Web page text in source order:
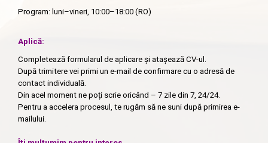
Program: luni–vineri, 10:00–18:00 (RO)
Aplică:
Completează formularul de aplicare și atașează CV-ul.
După trimitere vei primi un e-mail de confirmare cu o adresă de
contact individuală.
Din acel moment ne poți scrie oricând – 7 zile din 7, 24/24.
Pentru a accelera procesul, te rugăm să ne suni după primirea e-
mailului.